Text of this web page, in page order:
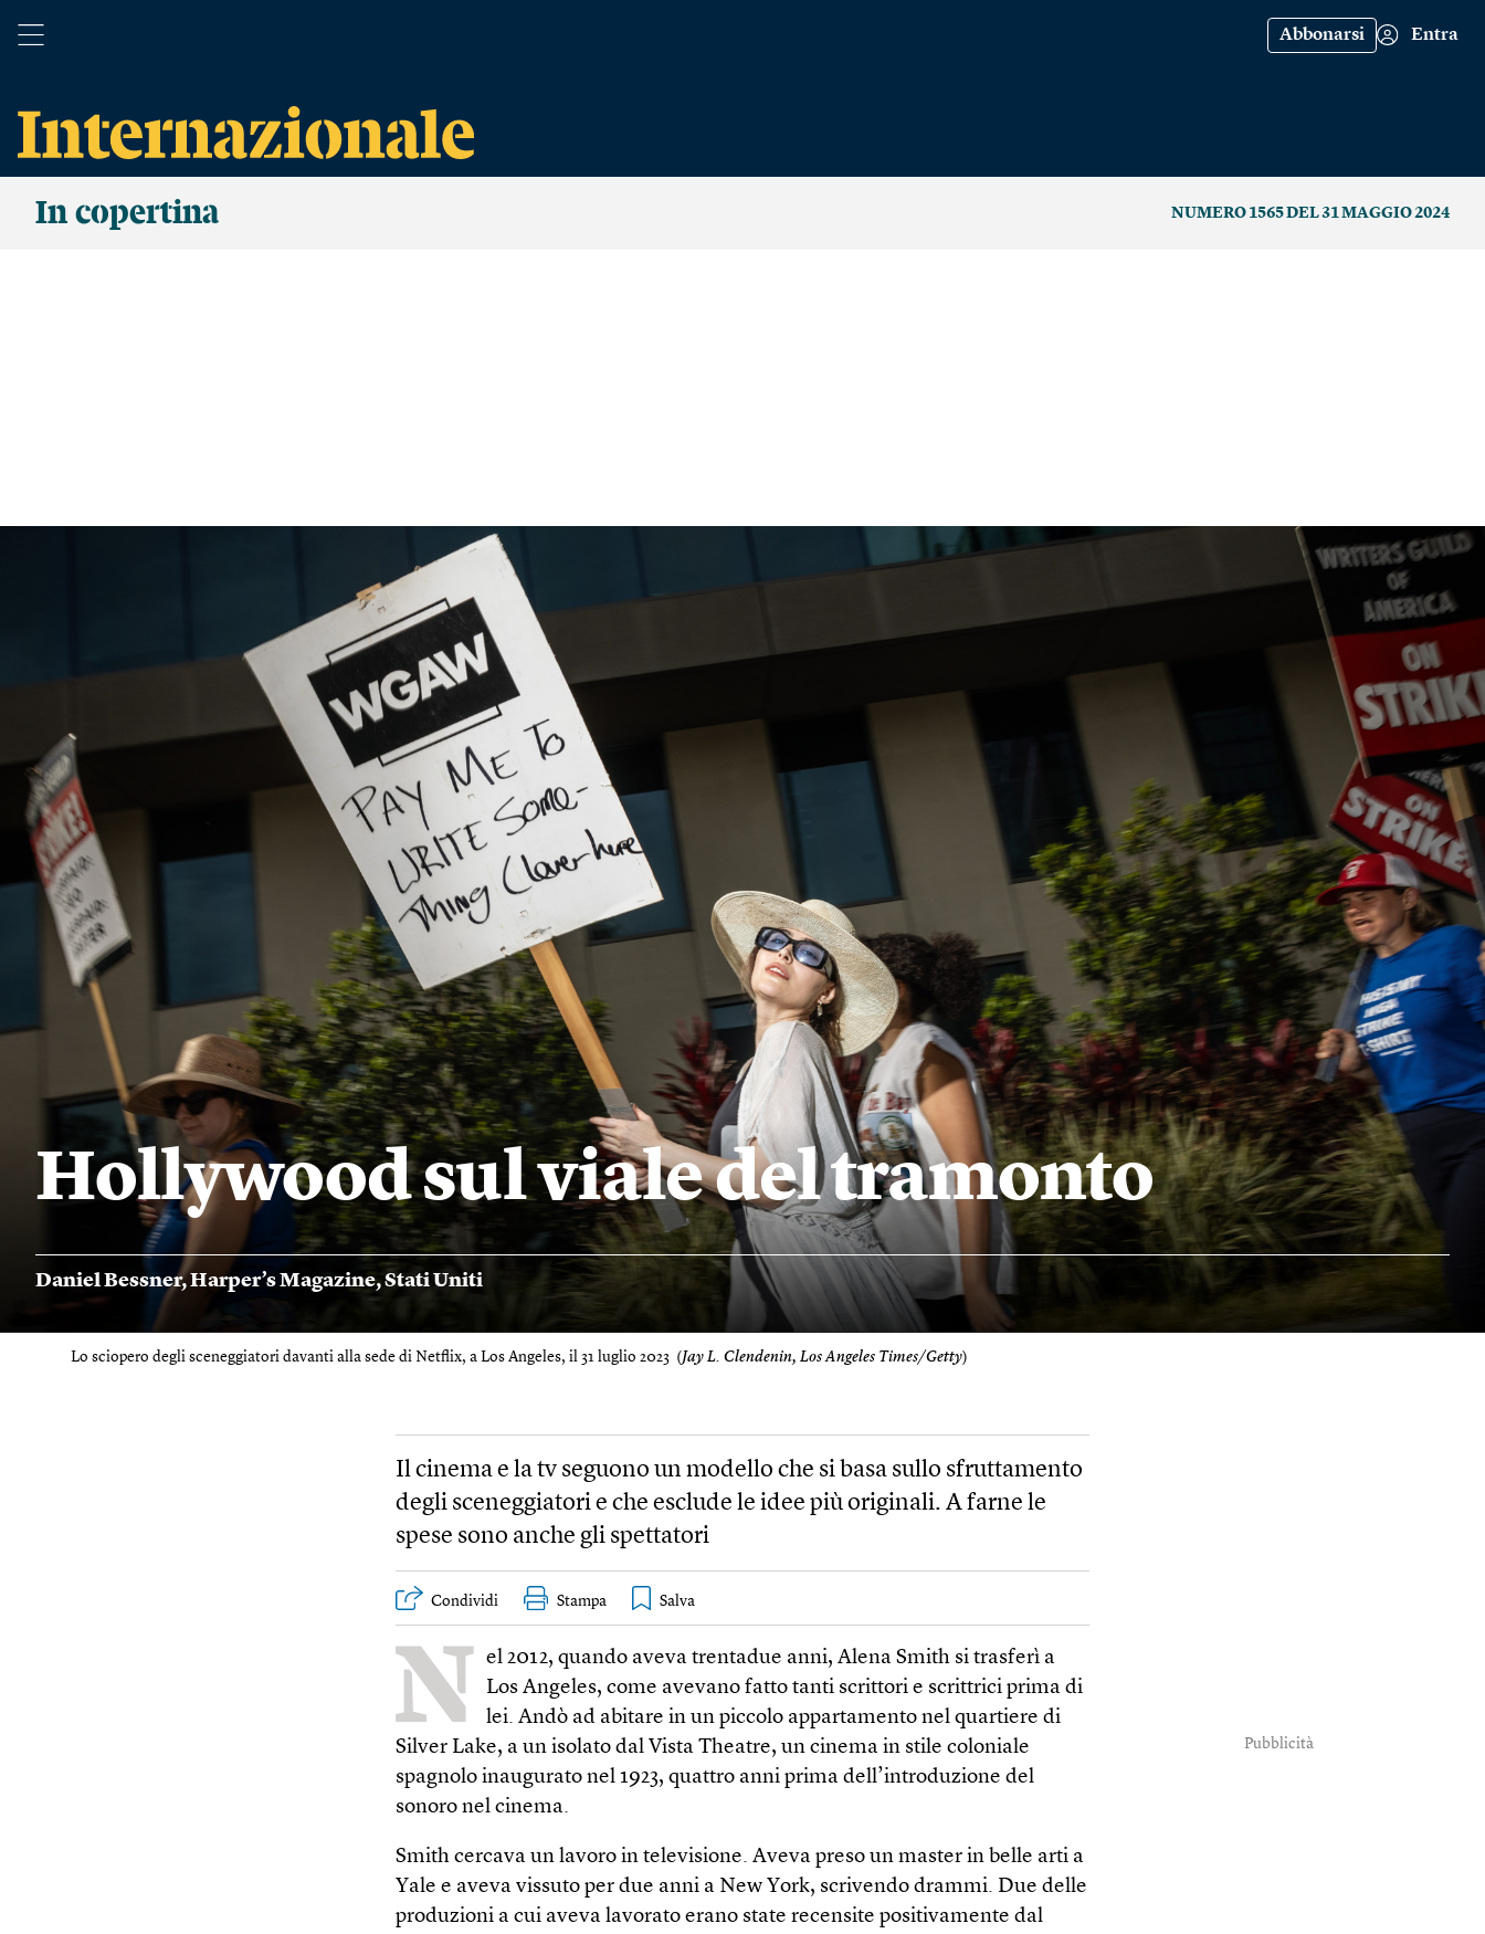
Abbonarsi Entra
In copertina NUMERO 1565 DEL 31 MAGGIO 2024
Lo sciopero degli sceneggiatori davanti alla sede di Netflix, a Los Angeles, il 31 luglio 2023 (Jay L. Clendenin, Los Angeles Times/Getty)
Hollywood sul viale del tramonto
Daniel Bessner,Harper’s Magazine,Stati Uniti
Il cinema e la tv seguono un modello che si basa sullo sfruttamento
degli sceneggiatori e che esclude le idee più originali. A farne le
spese sono anche gli spettatori
Condividi Stampa
N el 2012, quando aveva trentadue anni, Alena Smith si trasferì a
Los Angeles, come avevano fatto tanti scrittori e scrittrici prima di
lei. Andò ad abitare in un piccolo appartamento nel quartiere di
Silver Lake, a un isolato dal Vista Theatre, un cinema in stile coloniale
spagnolo inaugurato nel 1923, quattro anni prima dell’introduzione del
sonoro nel cinema.
Smith cercava un lavoro in televisione. Aveva preso un master in belle arti a
Yale e aveva vissuto per due anni a New York, scrivendo drammi. Due delle
produzioni a cui aveva lavorato erano state recensite positivamente dal
Pubblicità